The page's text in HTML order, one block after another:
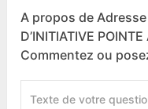
A propos de
D’INITIATIVE
Commentez ou